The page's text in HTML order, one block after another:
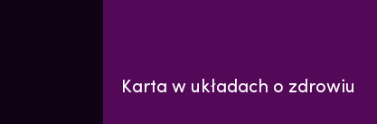
Karta w układach o zdrowiu